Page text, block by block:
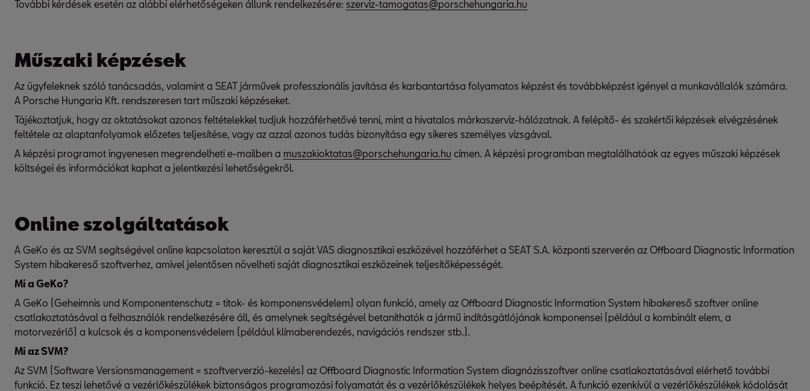
További kérdések esetén az alábbi elérhetőségeken állunk rendelkezésére: szerviz-tamogatas@porschehungaria.hu
Műszaki képzések
Az ügyfeleknek szóló tanácsadás, valamint a SEAT járművek professzionális javítása és karbantartása folyamatos képzést és továbbképzést igényel a munkavállalók számára.
A Porsche Hungaria Kft. rendszeresen tart műszaki képzéseket.
Tájékoztatjuk, hogy az oktatásokat azonos feltételekkel tudjuk hozzáférhetővé tenni, mint a hivatalos márkaszerviz-hálózatnak. A felépítő- és szakértői képzések elvégzésének
feltétele az alaptanfolyamok előzetes teljesítése, vagy az azzal azonos tudás bizonyítása egy sikeres személyes vizsgával.
A képzési programot ingyenesen megrendelheti e-mailben a muszakioktatas@porschehungaria.hu címen. A képzési programban megtalálhatóak az egyes műszaki képzések
költségei és információkat kaphat a jelentkezési lehetőségekről.
Online szolgáltatások
A GeKo és az SVM segítségével online kapcsolaton keresztül a saját VAS diagnosztikai eszközével hozzáférhet a SEAT S.A. központi szerverén az Offboard Diagnostic Information
System hibakereső szoftverhez, amivel jelentősen növelheti saját diagnosztikai eszközeinek teljesítőképességét.
Mi a GeKo?
A GeKo (Geheimnis und Komponentenschutz = titok- és komponensvédelem) olyan funkció, amely az Offboard Diagnostic Information System hibakereső szoftver online
csatlakoztatásával a felhasználók rendelkezésére áll, és amelynek segítségével betaníthatók a jármű indításgátlójának komponensei (például a kombinált elem, a
motorvezérlő) a kulcsok és a komponensvédelem (például klímaberendezés, navigációs rendszer stb.).
Mi az SVM?
Az SVM (Software Versionsmanagement = szoftververzió-kezelés) az Offboard Diagnostic Information System diagnózisszoftver online csatlakoztatásával elérhető további
funkció. Ez teszi lehetővé a vezérlőkészülékek biztonságos programozási folyamatát és a vezérlőkészülékek helyes beépítését. A funkció ezenkívül a vezérlőkészülékek kódolását